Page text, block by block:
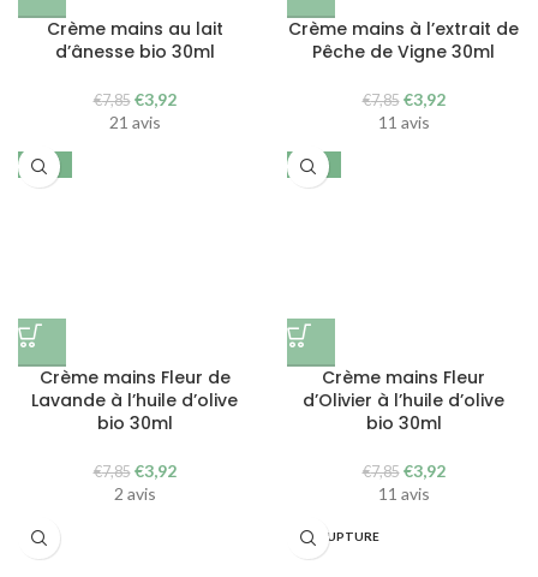
Crème mains au lait
d’ânesse bio 30ml
€7,85 Le
prix
€3,92Le
21 avis
Crème mains à l’extrait de
Pêche de Vigne 30ml
€7,85 Le
prix
€3,92Le
11 avis
-50%
Crème mains Fleur de
Lavande à l’huile d’olive
bio 30ml
€7,85 Le
prix
€3,92Le
2 avis
-50%
Crème mains Fleur
d’Olivier à l’huile d’olive
bio 30ml
€7,85 Le
prix
€3,92Le
11 avis
EN RUPTURE